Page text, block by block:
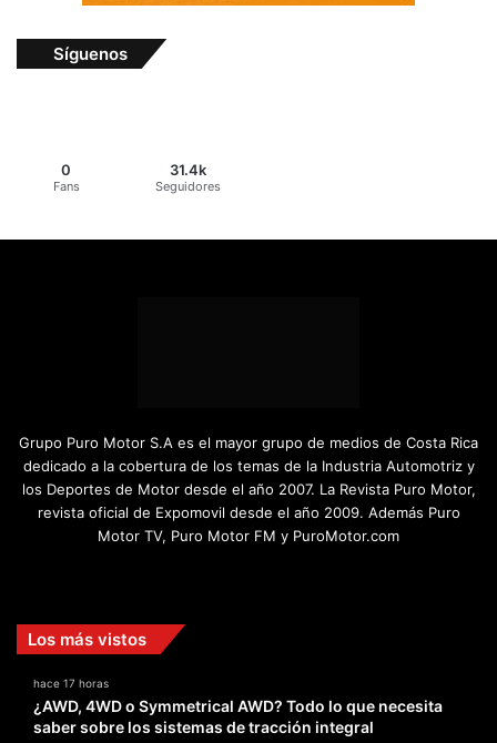
Síguenos
0
Fans
31.4k
Seguidores
Grupo Puro Motor S.A es el mayor grupo de medios de Costa Rica
dedicado a la cobertura de los temas de la Industria Automotriz y
los Deportes de Motor desde el año 2007. La Revista Puro Motor,
revista oficial de Expomovil desde el año 2009. Además Puro
Motor TV, Puro Motor FM y PuroMotor.com
Los más vistos
hace 17 horas
¿AWD, 4WD o Symmetrical AWD? Todo lo que necesita
saber sobre los sistemas de tracción integral